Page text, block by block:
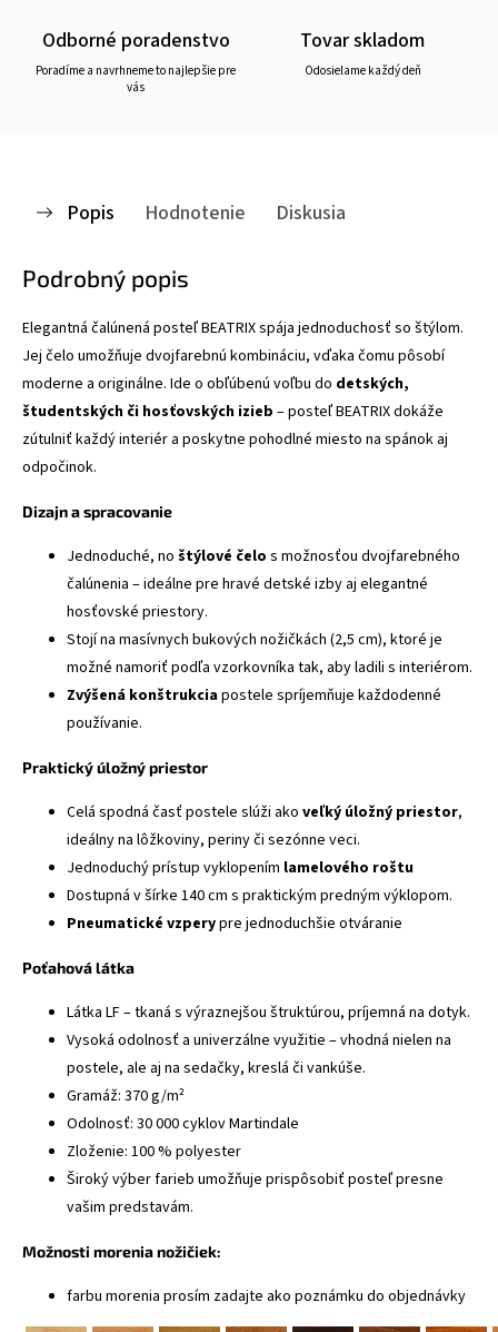
Odborné poradenstvo
Poradíme a navrhneme to najlepšie pre
vás
Tovar skladom
Odosielame každý deň
Popis Hodnotenie Diskusia
Podrobný popis
Elegantná čalúnená posteľ BEATRIX spája jednoduchosť so štýlom.
Jej čelo umožňuje dvojfarebnú kombináciu, vďaka čomu pôsobí
moderne a originálne. Ide o obľúbenú voľbu do detských,
študentských či hosťovských izieb – posteľ BEATRIX dokáže
zútulniť každý interiér a poskytne pohodlné miesto na spánok aj
odpočinok.
Dizajn a spracovanie
Jednoduché, no štýlové čelo s možnosťou dvojfarebného
čalúnenia – ideálne pre hravé detské izby aj elegantné
hosťovské priestory.
Stojí na masívnych bukových nožičkách (2,5 cm), ktoré je
možné namoriť podľa vzorkovníka tak, aby ladili s interiérom.
Zvýšená konštrukciapostele spríjemňuje každodenné
používanie.
Praktický úložný priestor
Celá spodná časť postele slúži ako veľký úložný priestor,
ideálny na lôžkoviny, periny či sezónne veci.
Jednoduchý prístup vyklopením lamelového roštu
Dostupná v šírke 140 cm s praktickým predným výklopom.
Pneumatické vzperypre jednoduchšie otváranie
Poťahová látka
Látka LF – tkaná s výraznejšou štruktúrou, príjemná na dotyk.
Vysoká odolnosť a univerzálne využitie – vhodná nielen na
postele, ale aj na sedačky, kreslá či vankúše.
Gramáž: 370 g/m²
Odolnosť: 30 000 cyklov Martindale
Zloženie: 100 % polyester
Široký výber farieb umožňuje prispôsobiť posteľ presne
vašim predstavám.
Možnosti morenia nožičiek:
farbu morenia prosím zadajte ako poznámku do objednávky